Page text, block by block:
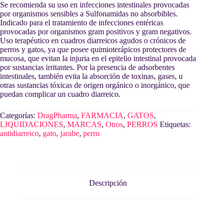
Se recomienda su uso en infecciones intestinales provocadas
por organismos sensibles a Sulfonamidas no absorbibles.
Indicado para el tratamiento de infecciones entéricas
provocadas por organismos gram positivos y gram negativos.
Uso terapéutico en cuadros diarreicos agudos o crónicos de
perros y gatos, ya que posee quimioterápicos protectores de
mucosa, que evitan la injuria en el epitelio intestinal provocada
por sustancias irritantes. Por la presencia de adsorbentes
intestinales, también evita la absorción de toxinas, gases, u
otras sustancias tóxicas de origen orgánico o inorgánico, que
puedan complicar un cuadro diarreico.
Categorías: DragPharma, FARMACIA, GATOS,
LIQUIDACIONES, MARCAS, Otros, PERROS Etiquetas:
antidiarreico, gato, jarabe, perro
Descripción